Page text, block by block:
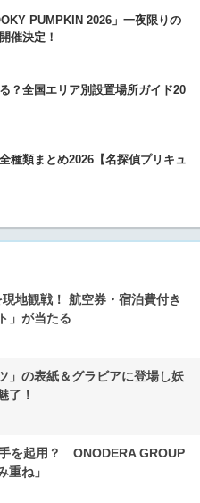
PUMPKIN 2026」一夜限りの
催決定！
？全国エリア別設置場所ガイド20
種類まとめ2026【名探偵プリキュ
地観戦！ 航空券・宿泊費付き
」が当たる
」の表紙＆グラビアに登場し妖
了！
を起用？ ONODERA GROUP
重ね」